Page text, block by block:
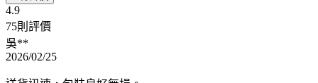
4.9
75則評價
吳**
2026/02/25